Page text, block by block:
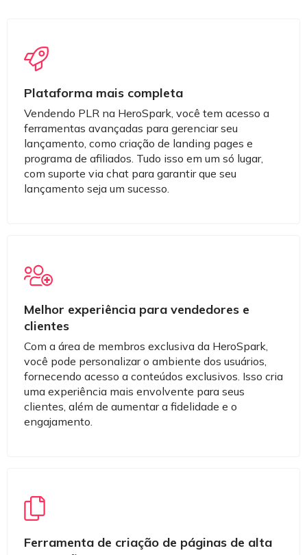
Plataforma mais completa
Vendendo PLR na HeroSpark, você tem acesso a
ferramentas avançadas para gerenciar seu
lançamento, como criação de landing pages e
programa de afiliados. Tudo isso em um só lugar,
com suporte via chat para garantir que seu
lançamento seja um sucesso.
Melhor experiência para vendedores e
clientes
Com a área de membros exclusiva da HeroSpark,
você pode personalizar o ambiente dos usuários,
fornecendo acesso a conteúdos exclusivos. Isso cria
uma experiência mais envolvente para seus
clientes, além de aumentar a fidelidade e o
engajamento.
Ferramenta de criação de páginas de alta